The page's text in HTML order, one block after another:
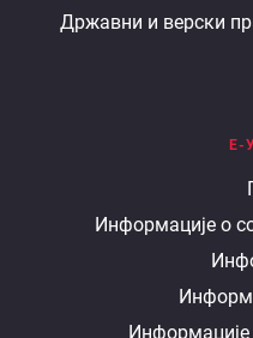
Државни и верски
Е-
Информације о
Информације